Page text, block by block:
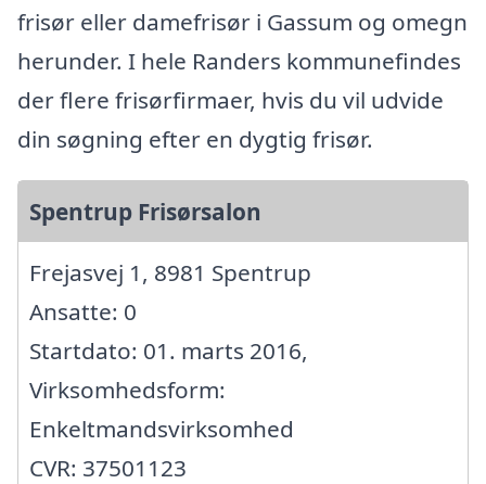
frisør eller damefrisør i Gassum og omegn
herunder. I hele Randers kommunefindes
der flere frisørfirmaer, hvis du vil udvide
din søgning efter en dygtig frisør.
Spentrup Frisørsalon
Frejasvej 1, 8981 Spentrup
Ansatte: 0
Startdato: 01. marts 2016,
Virksomhedsform:
Enkeltmandsvirksomhed
CVR: 37501123